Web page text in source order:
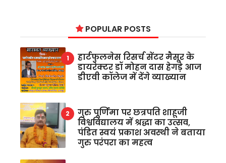
POPULAR POSTS
हार्टफुलनेस रिसर्च सेंटर मैसूर के
डायरेक्टर डॉ मोहन दास हेगड़े आज
डीएवी कॉलेज में देंगे व्याख्यान
गुरु पूर्णिमा पर छत्रपति शाहूजी
विश्वविद्यालय में श्रद्धा का उत्सव,
पंडित स्वयं प्रकाश अवस्थी ने बताया
गुरु परंपरा का महत्व